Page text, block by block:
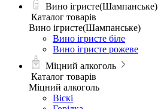
Вино ігристе(Шампанське)
Каталог товарів
Вино ігристе(Шампанське)
Вино ігристе біле
Вино ігристе рожеве
Міцний алкоголь
Каталог товарів
Міцний алкоголь
Віскі